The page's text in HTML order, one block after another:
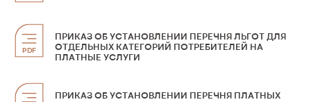
PDF
ПРИКАЗ ОБ УСТАНОВЛЕНИИ ПЕРЕЧНЯ ЛЬГОТ ДЛЯ
ОТДЕЛЬНЫХ КАТЕГОРИЙ ПОТРЕБИТЕЛЕЙ НА
ПЛАТНЫЕ УСЛУГИ
ПРИКАЗ ОБ УСТАНОВЛЕНИИ ПЕРЕЧНЯ ПЛАТНЫХ